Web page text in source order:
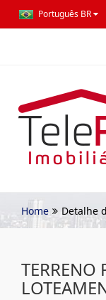
Português BR
Home Detalhe
TERRENO